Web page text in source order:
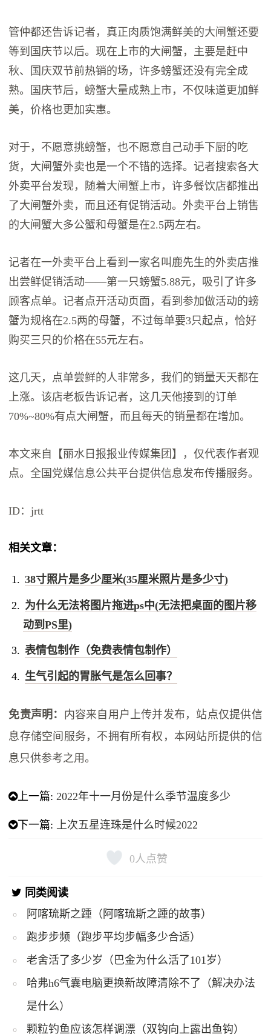
管仲都还告诉记者，真正肉质饱满鲜美的大闸蟹还要
等到国庆节以后。现在上市的大闸蟹，主要是赶中
秋、国庆双节前热销的场，许多螃蟹还没有完全成
熟。国庆节后，螃蟹大量成熟上市，不仅味道更加鲜
美，价格也更加实惠。
对于，不愿意挑螃蟹，也不愿意自己动手下厨的吃
货，大闸蟹外卖也是一个不错的选择。记者搜索各大
外卖平台发现，随着大闸蟹上市，许多餐饮店都推出
了大闸蟹外卖，而且还有促销活动。外卖平台上销售
的大闸蟹大多公蟹和母蟹是在2.5两左右。
记者在一外卖平台上看到一家名叫鹿先生的外卖店推
出尝鲜促销活动——第一只螃蟹5.88元，吸引了许多
顾客点单。记者点开活动页面，看到参加做活动的螃
蟹为规格在2.5两的母蟹，不过每单要3只起点，恰好
购买三只的价格在55元左右。
这几天，点单尝鲜的人非常多，我们的销量天天都在
上涨。该店老板告诉记者，这几天他接到的订单
70%~80%有点大闸蟹，而且每天的销量都在增加。
本文来自【丽水日报报业传媒集团】，仅代表作者观
点。全国党媒信息公共平台提供信息发布传播服务。
ID：jrtt
相关文章：
38寸照片是多少厘米(35厘米照片是多少寸)
为什么无法将图片拖进ps中(无法把桌面的图片移
动到PS里)
表情包制作（免费表情包制作）
生气引起的胃胀气是怎么回事？
免责声明： 内容来自用户上传并发布，站点仅提供信
息存储空间服务，不拥有所有权，本网站所提供的信
息只供参考之用。
上一篇:2022年十一月份是什么季节温度多少
下一篇: 上次五星连珠是什么时候2022
0人点赞
同类阅读
阿喀琉斯之踵（阿喀琉斯之踵的故事）
跑步步频（跑步平均步幅多少合适）
老舍活了多少岁（巴金为什么活了101岁）
哈弗h6气囊电脑更换新故障清除不了（解决办法
是什么）
颗粒钓鱼应该怎样调漂（双钩向上露出鱼钩）